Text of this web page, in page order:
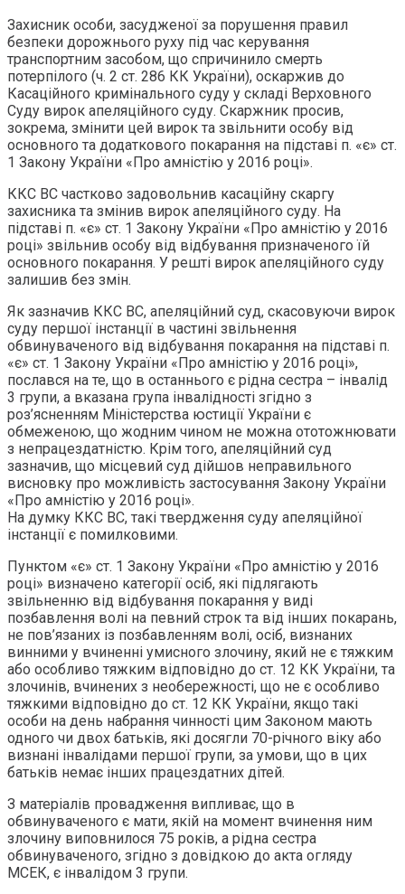
Захисник особи, засудженої за порушення правил
безпеки дорожнього руху під час керування
транспортним засобом, що спричинило смерть
потерпілого (ч. 2 ст. 286 КК України), оскаржив до
Касаційного кримінального суду у складі Верховного
Суду вирок апеляційного суду. Скаржник просив,
зокрема, змінити цей вирок та звільнити особу від
основного та додаткового покарання на підставі п. «є» ст.
1 Закону України «Про амністію у 2016 році».
ККС ВС частково задовольнив касаційну скаргу
захисника та змінив вирок апеляційного суду. На
підставі п. «є» ст. 1 Закону України «Про амністію у 2016
році» звільнив особу від відбування призначеного їй
основного покарання. У решті вирок апеляційного суду
залишив без змін.
Як зазначив ККС ВС, апеляційний суд, скасовуючи вирок
суду першої інстанції в частині звільнення
обвинуваченого від відбування покарання на підставі п.
«є» ст. 1 Закону України «Про амністію у 2016 році»,
послався на те, що в останнього є рідна сестра – інвалід
3 групи, а вказана група інвалідності згідно з
роз’ясненням Міністерства юстиції України є
обмеженою, що жодним чином не можна ототожнювати
з непрацездатністю. Крім того, апеляційний суд
зазначив, що місцевий суд дійшов неправильного
висновку про можливість застосування Закону України
«Про амністію у 2016 році».
На думку ККС ВС, такі твердження суду апеляційної
інстанції є помилковими.
Пунктом «є» ст. 1 Закону України «Про амністію у 2016
році» визначено категорії осіб, які підлягають
звільненню від відбування покарання у виді
позбавлення волі на певний строк та від інших покарань,
не пов’язаних із позбавленням волі, осіб, визнаних
винними у вчиненні умисного злочину, який не є тяжким
або особливо тяжким відповідно до ст. 12 КК України, та
злочинів, вчинених з необережності, що не є особливо
тяжкими відповідно до ст. 12 КК України, якщо такі
особи на день набрання чинності цим Законом мають
одного чи двох батьків, які досягли 70-річного віку або
визнані інвалідами першої групи, за умови, що в цих
батьків немає інших працездатних дітей.
З матеріалів провадження випливає, що в
обвинуваченого є мати, якій на момент вчинення ним
злочину виповнилося 75 років, а рідна сестра
обвинуваченого, згідно з довідкою до акта огляду
МСЕК, є інвалідом 3 групи.